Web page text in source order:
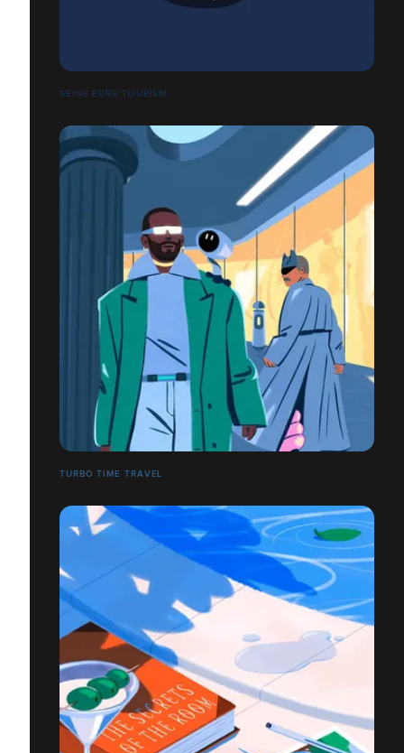
SEINE EURE TOURISM
TURBO TIME TRAVEL